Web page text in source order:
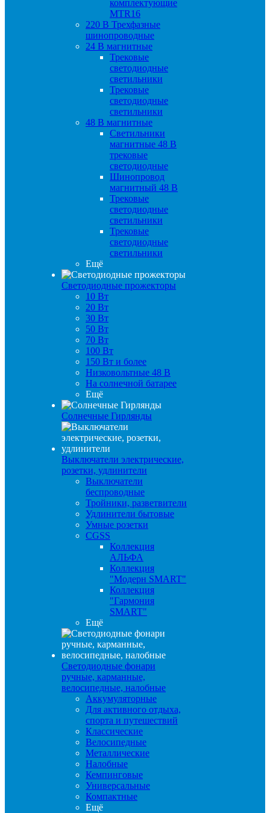
комплектующие
MTR16
220 B Трехфазные
шинопроводные
24 B магнитные
Трековые
светодиодные
светильники
Трековые
светодиодные
светильники
48 B магнитные
Светильники
магнитные 48 В
трековые
светодиодные
Шинопровод
магнитный 48 В
Трековые
светодиодные
светильники
Трековые
светодиодные
светильники
Ещё
Светодиодные прожекторы
10 Вт
20 Вт
30 Вт
50 Вт
70 Вт
100 Вт
150 Вт и более
Низковольтные 48 В
На солнечной батарее
Ещё
Солнечные Гирлянды
Выключатели электрические,
розетки, удлинители
Выключатели
беспроводные
Тройники, разветвители
Удлинители бытовые
Умные розетки
CGSS
Коллекция
АЛЬФА
Коллекция
"Модерн SMART"
Коллекция
"Гармония
SMART"
Ещё
Светодиодные фонари
ручные, карманные,
велосипедные, налобные
Аккумуляторные
Для активного отдыха,
спорта и путешествий
Классические
Велосипедные
Металлические
Налобные
Кемпинговые
Универсальные
Компактные
Ещё